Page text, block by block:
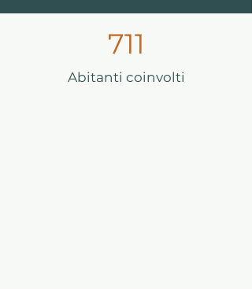
711
Abitanti coinvolti